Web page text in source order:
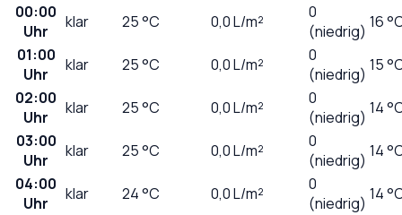
00:00
Uhr
klar 25°C 0,0L/m²
0
(niedrig) 16
01:00
Uhr
klar 25°C 0,0L/m²
0
(niedrig) 15
02:00
Uhr
klar 25°C 0,0L/m²
0
(niedrig) 14
03:00
Uhr
klar 25°C 0,0L/m²
0
(niedrig) 14
04:00
Uhr
klar 24°C 0,0L/m²
0
(niedrig) 14